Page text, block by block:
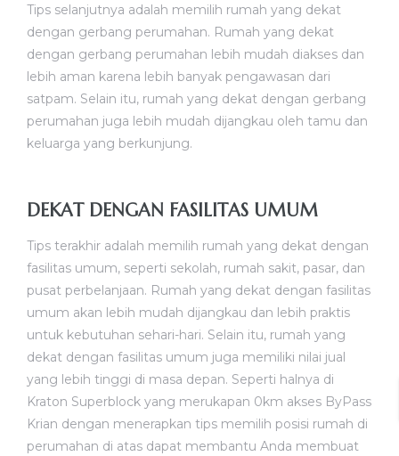
Tips selanjutnya adalah memilih rumah yang dekat
dengan gerbang perumahan. Rumah yang dekat
dengan gerbang perumahan lebih mudah diakses dan
lebih aman karena lebih banyak pengawasan dari
satpam. Selain itu, rumah yang dekat dengan gerbang
perumahan juga lebih mudah dijangkau oleh tamu dan
keluarga yang berkunjung.
DEKAT DENGAN FASILITAS UMUM
Tips terakhir adalah memilih rumah yang dekat dengan
fasilitas umum, seperti sekolah, rumah sakit, pasar, dan
pusat perbelanjaan. Rumah yang dekat dengan fasilitas
umum akan lebih mudah dijangkau dan lebih praktis
untuk kebutuhan sehari-hari. Selain itu, rumah yang
dekat dengan fasilitas umum juga memiliki nilai jual
yang lebih tinggi di masa depan. Seperti halnya di
Kraton Superblock yang merukapan 0km akses ByPass
Krian dengan menerapkan tips memilih posisi rumah di
perumahan di atas dapat membantu Anda membuat